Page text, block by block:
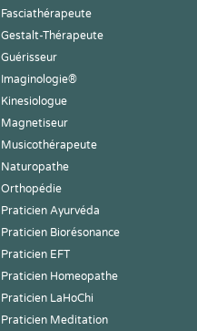
Fasciathérapeute
Gestalt-Thérapeute
Guérisseur
Imaginologie®
Kinesiologue
Magnetiseur
Musicothérapeute
Naturopathe
Orthopédie
Praticien Ayurvéda
Praticien Biorésonance
Praticien EFT
Praticien Homeopathe
Praticien LaHoChi
Praticien Meditation